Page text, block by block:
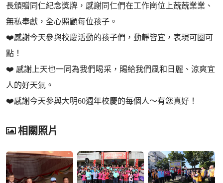
長頒贈同仁紀念獎牌，感謝同仁們在工作崗位上兢兢業業、
無私奉獻，全心照顧每位孩子。
❤️感謝今天參與校慶活動的孩子們，動靜皆宜，表現可圈可
點！
❤️ 感謝上天也一同為我們喝采，賜給我們風和日麗、涼爽宜
人的好天氣。
❤️感謝今天參與大明60週年校慶的每個人～有您真好！
相關照片